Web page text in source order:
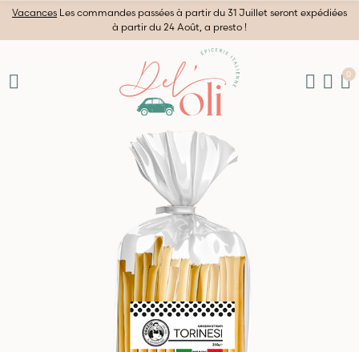
Vacances Les commandes passées à partir du 31 Juillet seront expédiées
à partir du 24 Août, a presto !
0